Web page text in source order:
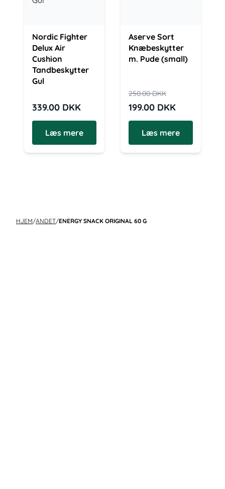
Nordic Fighter
Delux Air
Cushion
Tandbeskytter
Gul
339.00 DKK
Læs mere
Aserve Sort
Knæbeskytter
m. Pude (small)
250.00DKK
199.00 DKK
Læs mere
HJEM/ANDET/ENERGY SNACK ORIGINAL 60 G